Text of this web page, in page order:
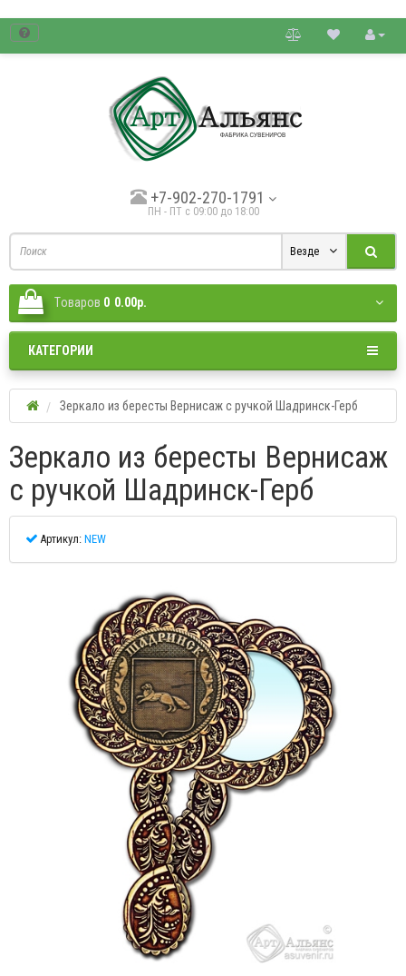
+7-902-270-1791
ПН - ПТ с 09:00 до 18:00
Везде
Tоваров 0 0.00р.
КАТЕГОРИИ
Зеркало из бересты Вернисаж с ручкой Шадринск-Герб
Зеркало из бересты Вернисаж
с ручкой Шадринск-Герб
Артикул: NEW